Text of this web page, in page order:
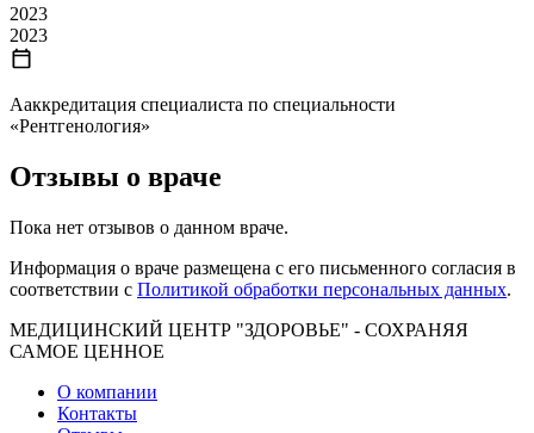
2023
2023
Ааккредитация специалиста по специальности
«Рентгенология»
Отзывы о враче
Пока нет отзывов о данном враче.
Информация о враче размещена с его письменного согласия в
соответствии с Политикой обработки персональных данных.
МЕДИЦИНСКИЙ ЦЕНТР "ЗДОРОВЬЕ" - СОХРАНЯЯ
САМОЕ ЦЕННОЕ
О компании
Контакты